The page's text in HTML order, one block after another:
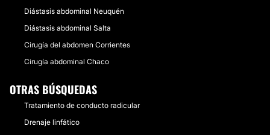
Diástasis abdominal Neuquén
Diástasis abdominal Salta
Cirugía del abdomen Corrientes
Cirugía abdominal Chaco
OTRAS BÚSQUEDAS
Tratamiento de conducto radicular
Drenaje linfático